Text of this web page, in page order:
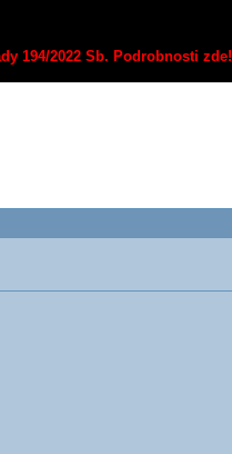
194/2022 Sb. Podrobnosti zde!